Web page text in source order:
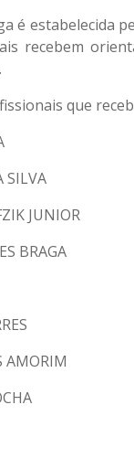
é estabelecida
recebem
que
SILVA
JUNIOR
BRAGA
AMORIM